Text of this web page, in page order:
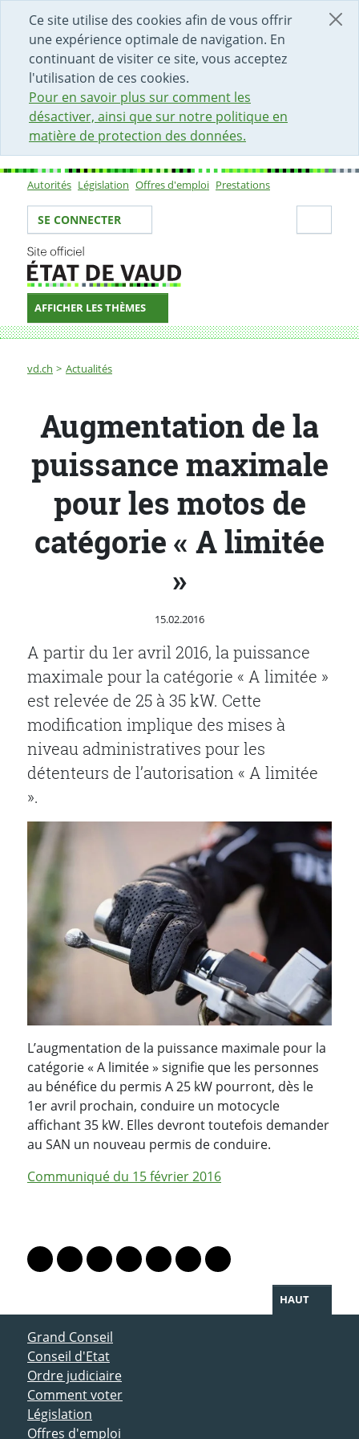
Ce site utilise des cookies afin de vous offrir
une expérience optimale de navigation. En
continuant de visiter ce site, vous acceptez
l'utilisation de ces cookies.
Pour en savoir plus sur comment les
désactiver, ainsi que sur notre politique en
matière de protection des données.
DÉBUT DU CONTENU DE LA PAGE
ACCÈS AU CHAMP DE RECHERCHE
PAGE D'ACCUEIL
FORMULAIRE DE CONTACT
Sous-navigation
Autorités Législation Offres d'emploi Prestations
Votre identité
SE CONNECTER
AFFICHER LES THÈMES
Fil d'Ariane
vd.ch Actualités
Augmentation de la puissance maximale pour les
Augmentation de la
puissance maximale
pour les motos de
catégorie « A limitée
»
Publié le
15.02.2016
A partir du 1er avril 2016, la puissance
maximale pour la catégorie « A limitée »
est relevée de 25 à 35 kW. Cette
modification implique des mises à
niveau administratives pour les
détenteurs de l’autorisation « A limitée
».
L’augmentation de la puissance maximale pour la
catégorie « A limitée » signifie que les personnes
au bénéfice du permis A 25 kW pourront, dès le
1er avril prochain, conduire un motocycle
affichant 35 kW. Elles devront toutefois demander
au SAN un nouveau permis de conduire.
Communiqué du 15 février 2016
Lien vers le profil Mastodon
Lien vers le profil Bluesky
Lien vers le profil Instagram
Lien vers le profil Linkedin
Lien vers le profil Facebook
Lien vers le profil Twitter
Partager par WhatsApp
HAUT
ACCÈS DIRECT
Grand Conseil
Conseil d'Etat
Ordre judiciaire
Comment voter
Législation
Offres d'emploi